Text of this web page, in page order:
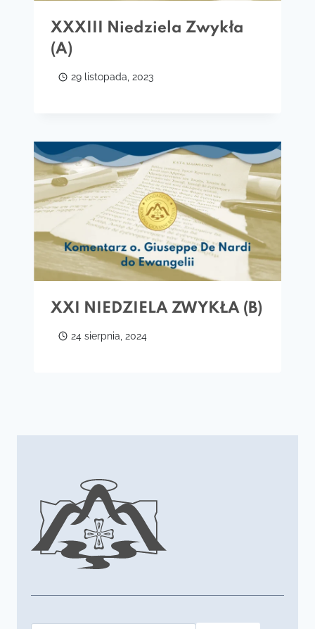
XXXIII Niedziela Zwykła
(A)
29 listopada, 2023
XXI NIEDZIELA ZWYKŁA (B)
24 sierpnia, 2024